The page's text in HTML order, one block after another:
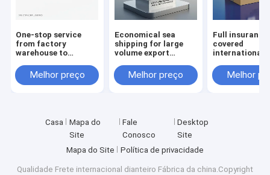
One-stop service
from factory
warehouse to
Melhor preço
Economical sea
shipping for large
volume export
Melhor preço
Full insurance
covered
international
safetyMelhor
Casa
Mapa do
Site
Fale
Conosco
Desktop
Site
Mapa do Site
Política de privacidade
Qualidade Frete internacional dianteiro Fábrica da china.Copyright